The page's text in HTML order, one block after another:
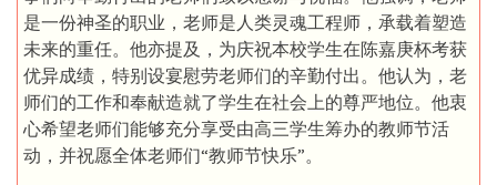
是一份神圣的职业，老师是人类灵魂工程师，承载着塑造
未来的重任。他亦提及，为庆祝本校学生在陈嘉庚杯考获
优异成绩，特别设宴慰劳老师们的辛勤付出。他认为，老
师们的工作和奉献造就了学生在社会上的尊严地位。他衷
心希望老师们能够充分享受由高三学生筹办的教师节活
动，并祝愿全体老师们“教师节快乐”。